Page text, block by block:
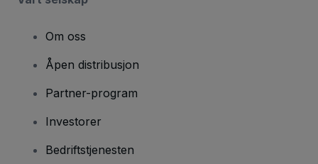
Om oss
Åpen distribusjon
Partner-program
Investorer
Bedriftstjenesten